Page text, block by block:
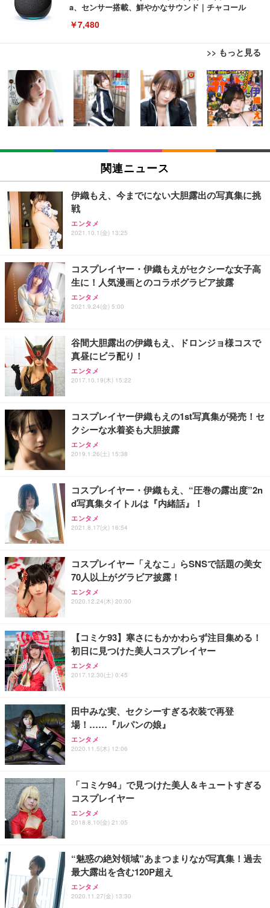
a、センサー搭載、鮮やかなサウンド｜チャコール
￥7,480
>> もっと見る
[EdoErgo] オフィスチェア 椅子 テレワーク 疲れな
い 跳ね上げ式アームレスト コンパクト 約105度ロッ
キング pc 事務椅子 360度回転 座面昇降 強化ナイロ
ン樹脂ベース 通気性メッシュ 在宅ワーク H-WY01
(黒網+黒枠+黒足)
￥5,699
SIHOO B100 オフィスチェア／デスクチェア メッシ
ュチェア 人間工学 疲れない ブラック
￥27,999
ワーク チェア 強化バックレスト 30度ロッキング機
能 人間工学 椅子 腰サポート 90度跳ね上げ式アーム
務用 おしゃれ パソコンチェア (ブラック)
Sezlife オフィスチェア デスクチェア 疲れない テレ
ワーク チェア 強化バックレスト 30度ロッキング機
能 人間工学 椅子 腰サポート 90度跳ね上げ式アーム
務用 おしゃれ パソコンチェア (ホワイト)
ANDWINT オフィスチェア デスクチェア 肘なし メ
ッシュ 通気性 ランバーサポート付き 腰サポート ガ
ス圧無段階昇降 360度回転 キャスター付き コンパク
EIZO ビジネス向けプレミアムモニター | FlexScan
EV3240X-WT | 31.5型4K UHD・USB Type-C・ホワ
イト
￥105,595
EIZO ビジネス向けプレミアムモニター | FlexScan
￥109,572
【純正品】27"ゲーミングモニター DualSense 充電
フック付き（CFI-ZDM1J）
【整備済み品】Dell E2724HS 27インチ 液晶モニタ
ー フルHD（1920×1080）VA 非光沢 HDMI/DisplayP
ort/VGA スピーカー内蔵 高さ調整 スイベル VESA対
【MiniLED/24.5inch/280Hz/FHD】GRAPHT THE S
HOOTER Gaming Monitor 24” Essential ゲーミン
グモニター QD 24.5インチ 1ms FHD 量子ドット 残
Amazonベーシック ペットシーツ 薄型 レギュラー 1
回使い捨て 無香料 ホワイト 300枚
￥3,373
Amazonベーシック ペットシーツ 厚型 ワイド 42枚
x2袋(84枚) ホワイト(吸収面:ライトブルー)
￥3,234
ネオ・ルーライフ ネオ・オムツ L 中型犬用 26枚入
り 単品
Smart Basic(スマートベーシック) 【Amazon.co.jp
限定】 Smart Basic アイリスオーヤマ ペットシーツ
超厚型 お徳用 ワイド 100枚入 (x 1) (ケース販売)
アイリスオーヤマ ペットシーツ 超厚型 お徳用 レギ
ュラー 200枚入【Amazon.co.jp限定】
関連ニュース
伊織もえ、今までにない大胆露出の写真集に挑
戦
エンタメ
2021.10.1(金) 13:25
コスプレイヤー・伊織もえがセクシーな女子高
生に！人気漫画とのコラボグラビア披露
エンタメ
2021.9.24(金) 5:00
谷間大胆露出の伊織もえ、ドロンジョ様コスで
真昼にビラ配り！
エンタメ
2017.10.19(木) 15:22
コスプレイヤー伊織もえの1st写真集が発売！セ
クシーな水着姿も大胆披露
エンタメ
2019.1.26(土) 15:38
コスプレイヤー・伊織もえ、“圧巻の露出度”2n
d写真集タイトルは『内緒話』！
エンタメ
2021.8.17(火) 16:54
コスプレイヤー「えなこ」らSNSで話題の美女
70人以上がグラビア披露！
エンタメ
2020.12.24(木) 20:00
【コミケ93】寒さにもかかわらず注目集める！
初日に見つけた美人コスプレイヤー
エンタメ
2017.12.30(土) 0:45
田中みな実、セクシーすぎる衣装で再登
場！……『ルパンの娘』
エンタメ
2020.11.5(木) 12:06
「コミケ94」で見つけた美人＆キュートすぎる
コスプレイヤー
エンタメ
2018.8.10(金) 21:05
“魅惑の絶対領域”あまつまりなが写真集！過去
最大露出を含む120P超え
エンタメ
2020.11.27(金) 13:30